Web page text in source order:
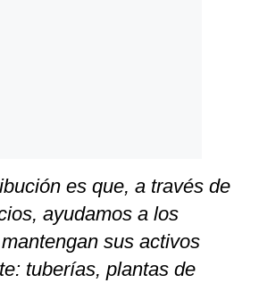
es que, a través de
ayudamos a los
sus activos
tuberías, plantas de